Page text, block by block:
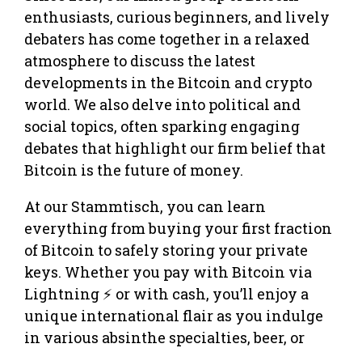
enthusiasts, curious beginners, and lively
debaters has come together in a relaxed
atmosphere to discuss the latest
developments in the Bitcoin and crypto
world. We also delve into political and
social topics, often sparking engaging
debates that highlight our firm belief that
Bitcoin is the future of money.
At our Stammtisch, you can learn
everything from buying your first fraction
of Bitcoin to safely storing your private
keys. Whether you pay with Bitcoin via
Lightning ⚡ or with cash, you’ll enjoy a
unique international flair as you indulge
in various absinthe specialties, beer, or